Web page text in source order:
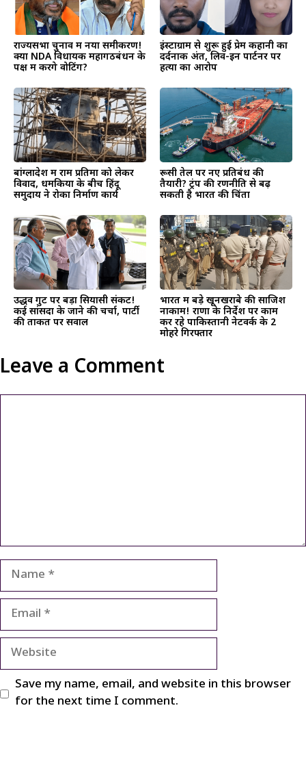
राज्यसभा चुनाव में नया समीकरण!
क्या NDA विधायक महागठबंधन के
पक्ष में करेंगे वोटिंग?
इंस्टाग्राम से शुरू हुई प्रेम कहानी का
दर्दनाक अंत, लिव-इन पार्टनर पर
हत्या का आरोप
बांग्लादेश में राम प्रतिमा को लेकर
विवाद, धमकियों के बीच हिंदू
समुदाय ने रोका निर्माण कार्य
रूसी तेल पर नए प्रतिबंध की
तैयारी? ट्रंप की रणनीति से बढ़
सकती है भारत की चिंता
उद्धव गुट पर बड़ा सियासी संकट!
कई सांसदों के जाने की चर्चा, पार्टी
की ताकत पर सवाल
भारत में बड़े खूनखराबे की साजिश
नाकाम! राणा के निर्देश पर काम
कर रहे पाकिस्तानी नेटवर्क के 2
मोहरे गिरफ्तार
Leave a Comment
Name
Email
Website
Save my name, email, and website in this browser
for the next time I comment.